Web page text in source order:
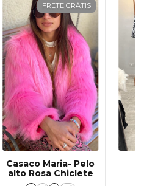
FRETE GRÁTIS
Casaco Maria- Pelo
alto Rosa Chiclete